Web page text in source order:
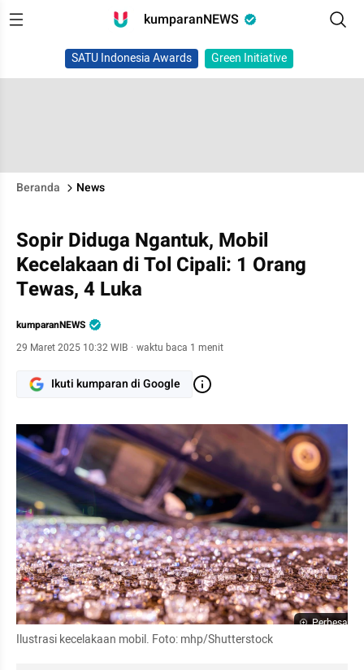
kumparanNEWS
SATU Indonesia Awards Green Initiative
Beranda News
Sopir Diduga Ngantuk, Mobil
Kecelakaan di Tol Cipali: 1 Orang
Tewas, 4 Luka
kumparanNEWS
29 Maret 2025 10:32 WIB · waktu baca 1 menit
Ikuti kumparan di Google
Perbesar
Ilustrasi kecelakaan mobil. Foto: mhp/Shutterstock